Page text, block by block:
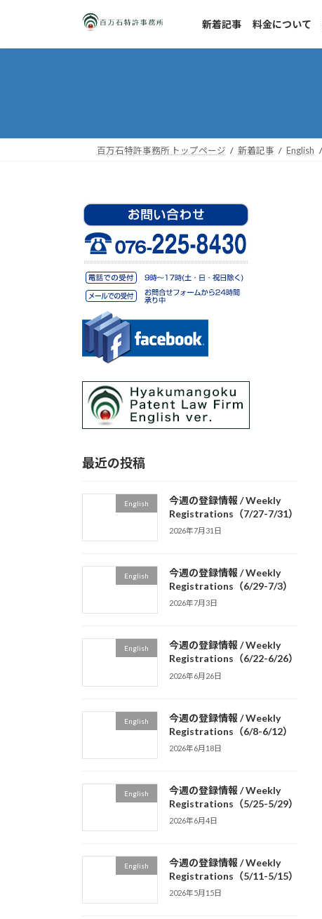
ッ
移
新着記事 料金について
百万石特許事務所 トップページ 新着記事 English
最近の投稿
English
今週の登録情報 / Weekly
Registrations（7/27-7/31）
2026年7月31日
English
今週の登録情報 / Weekly
Registrations（6/29-7/3）
2026年7月3日
English
今週の登録情報 / Weekly
Registrations（6/22-6/26）
2026年6月26日
English
今週の登録情報 / Weekly
Registrations（6/8-6/12）
2026年6月18日
English
今週の登録情報 / Weekly
Registrations（5/25-5/29）
2026年6月4日
English
今週の登録情報 / Weekly
Registrations（5/11-5/15）
2026年5月15日